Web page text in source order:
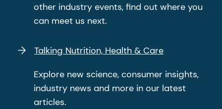
other industry events, find out where you
can meet us next.
Talking Nutrition, Health & Care
Explore new science, consumer insights,
industry news and more in our latest
articles.